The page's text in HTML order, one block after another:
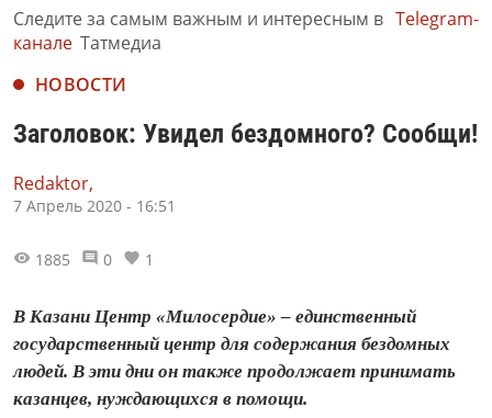
Следите за самым важным и интересным в Telegram-
канале Татмедиа
НОВОСТИ
Заголовок: Увидел бездомного? Сообщи!
Redaktor,
7 Апрель 2020 - 16:51
1885 0 1
В Казани Центр «Милосердие» – единственный
государственный центр для содержания бездомных
людей. В эти дни он также продолжает принимать
казанцев, нуждающихся в помощи.